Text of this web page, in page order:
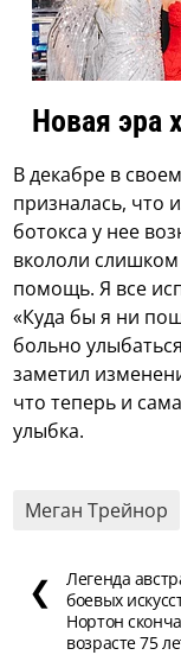
Новая эра
В декабре в
призналась, что
ботокса у нее
вкололи
помощь. Я все
«Куда бы я ни
больно
заметил
что теперь и
улыбка.
Меган Трейнор
❮
Легенда
боевых
Нортон
возрасте 75